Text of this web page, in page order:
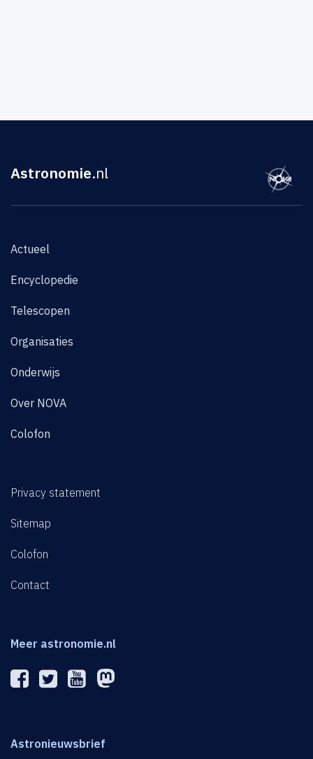
Astronomie.nl
Actueel
Encyclopedie
Telescopen
Organisaties
Onderwijs
Over NOVA
Colofon
Privacy statement
Sitemap
Colofon
Contact
Meer astronomie.nl
Astronieuwsbrief